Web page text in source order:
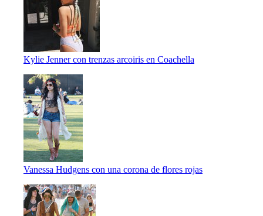
Kylie Jenner con trenzas arcoiris en Coachella
Vanessa Hudgens con una corona de flores rojas